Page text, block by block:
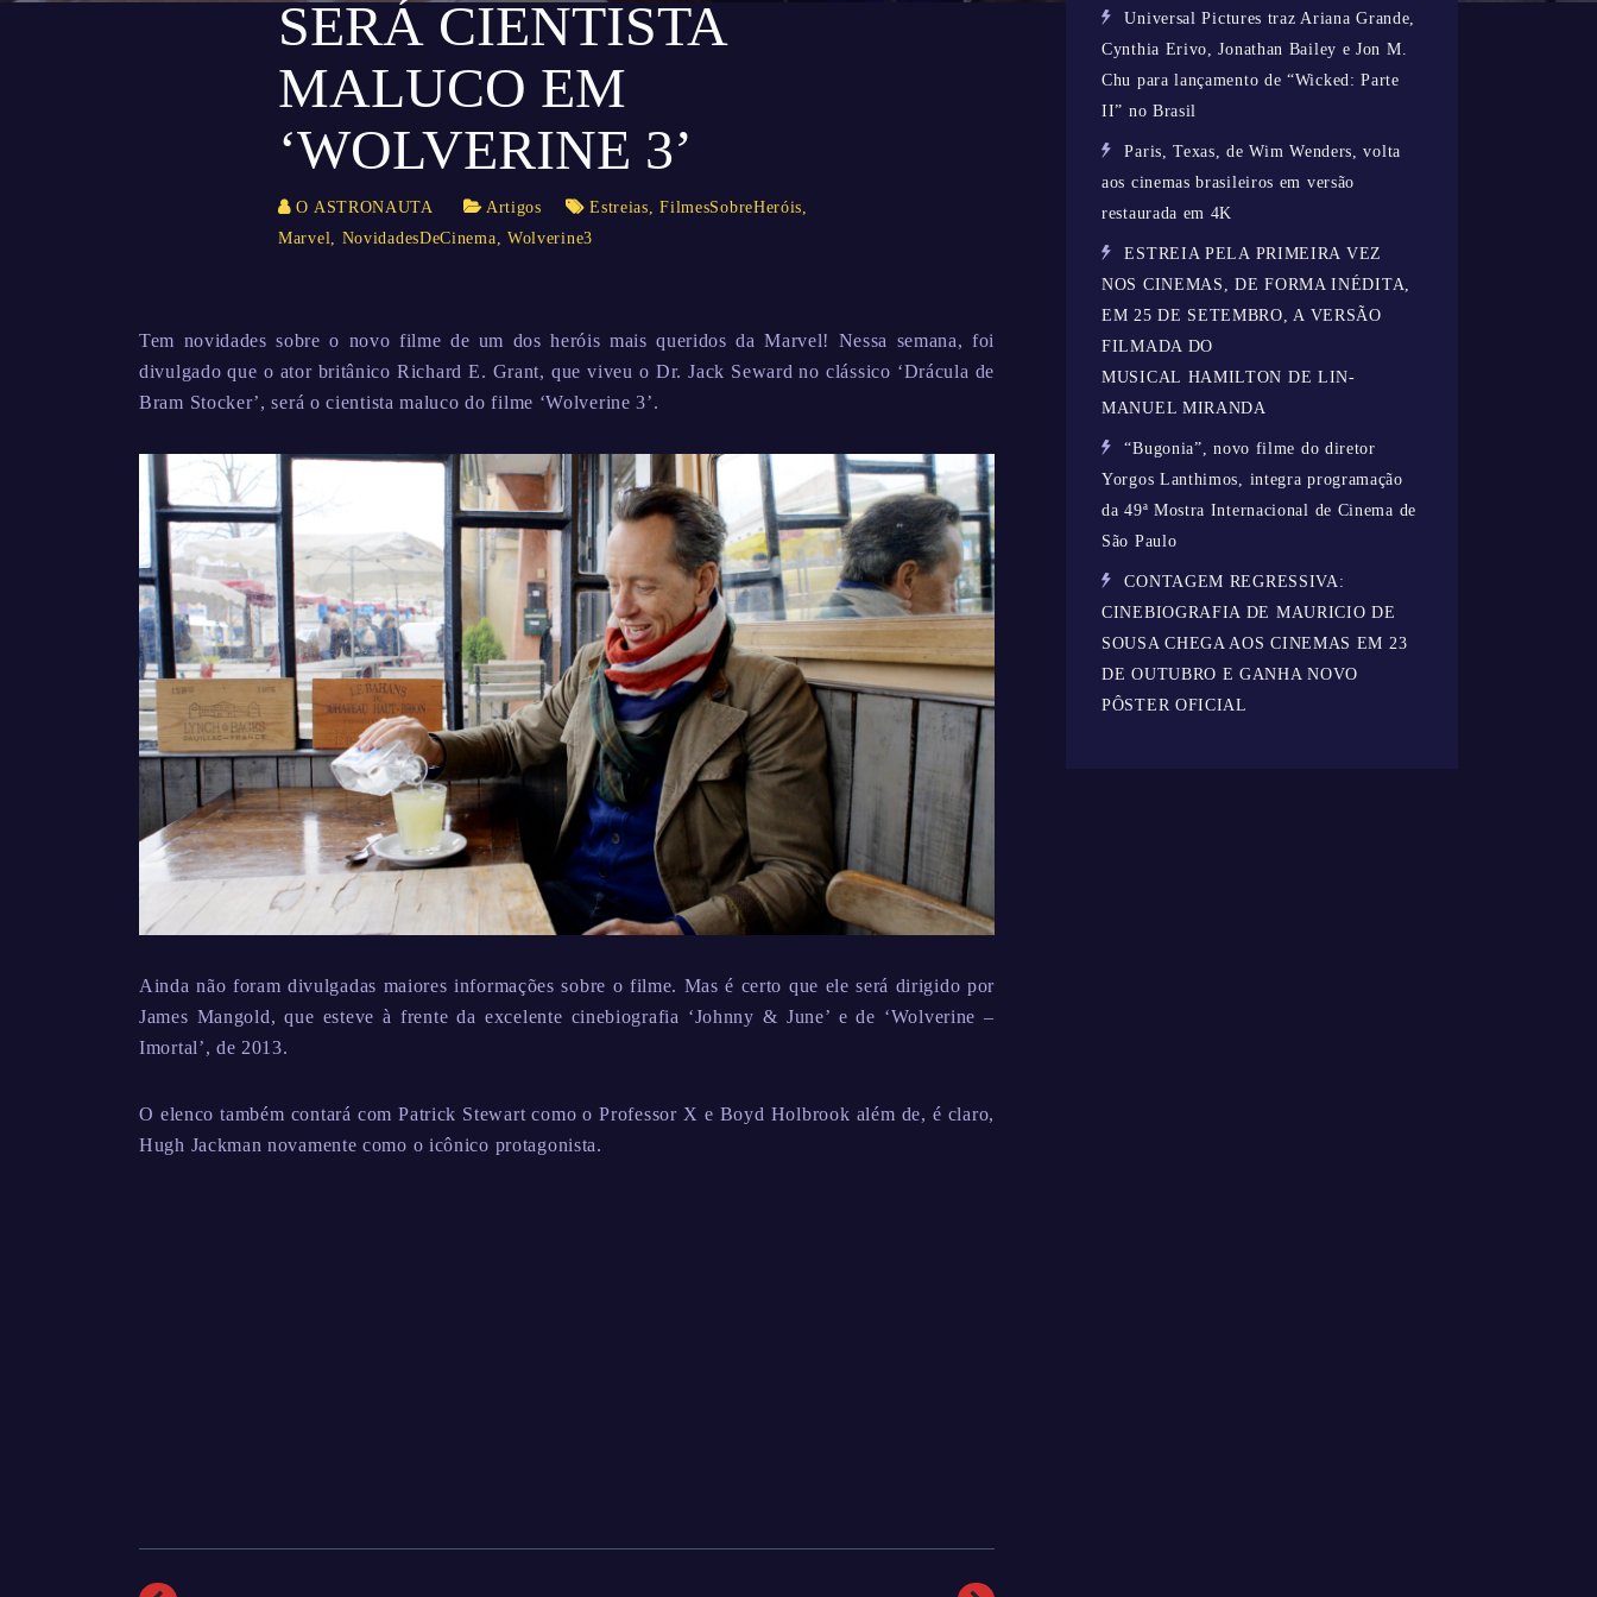
SERÁ CIENTISTA
MALUCO EM
‘WOLVERINE 3’
O ASTRONAUTA Artigos Estreias,FilmesSobreHeróis,
Marvel, NovidadesDeCinema, Wolverine3
Tem novidades sobre o novo filme de um dos heróis mais queridos da Marvel! Nessa semana, foi
divulgado que o ator britânico Richard E. Grant, que viveu o Dr. Jack Seward no clássico ‘Drácula de
Bram Stocker’, será o cientista maluco do filme ‘Wolverine 3’.
Ainda não foram divulgadas maiores informações sobre o filme. Mas é certo que ele será dirigido por
James Mangold, que esteve à frente da excelente cinebiografia ‘Johnny & June’ e de ‘Wolverine –
Imortal’, de 2013.
O elenco também contará com Patrick Stewart como o Professor X e Boyd Holbrook além de, é claro,
Hugh Jackman novamente como o icônico protagonista.
Universal Pictures traz Ariana Grande,
Cynthia Erivo, Jonathan Bailey e Jon M.
Chu para lançamento de “Wicked: Parte
II” no Brasil
Paris, Texas, de Wim Wenders, volta
aos cinemas brasileiros em versão
restaurada em 4K
ESTREIA PELA PRIMEIRA VEZ
NOS CINEMAS, DE FORMA INÉDITA,
EM 25 DE SETEMBRO, A VERSÃO
FILMADA DO
MUSICAL HAMILTON DE LIN-
MANUEL MIRANDA
“Bugonia”, novo filme do diretor
Yorgos Lanthimos, integra programação
da 49ª Mostra Internacional de Cinema de
São Paulo
CONTAGEM REGRESSIVA:
CINEBIOGRAFIA DE MAURICIO DE
SOUSA CHEGA AOS CINEMAS EM 23
DE OUTUBRO E GANHA NOVO
PÔSTER OFICIAL